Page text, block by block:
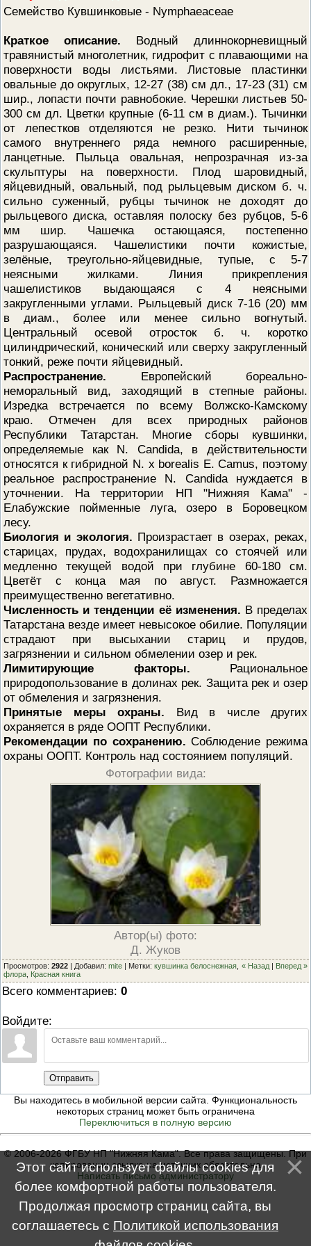
ПРОВЕРОЧНЫЙ ЛИСТ,
ПРИМЕНЯЕМЫЙ ПРИ
ГОСУДАРСТВЕННОГО
ОБЛАСТИ ОХРАНЫ И
ИСПОЛЬЗОВАНИЯ ООПТ
ФЕДЕРАЛЬНОГО ЗНАЧЕНИЯ
ПРОГРАММА ПРОФИЛАКТИКИ
РИСКОВ ПРИЧИНЕНИЯ
ПЛАН ПРОВЕДЕНИЯ
КОНТРОЛЬНЫХ
МЕРОПРИЯТИЙ
ИСЧЕРПЫВАЮЩИЙ
СВЕДЕНИЙ, КОТОРЫЕ МОГУТ
ЗАПРАШИВАТЬСЯ
(НАДЗОРНЫМ) ОРГАНОМ У
КОНТРОЛИРУЕМОГО ЛИЦА
Семейство Кувшинковые - Nymphaeaceae
Краткое описание. Водный длиннокорневищный
травянистый многолетник, гидрофит с плавающими на
поверхности воды листьями. Листовые пластинки
овальные до округлых, 12-27 (38) см дл., 17-23 (31) см
шир., лопасти почти равнобокие. Черешки листьев 50-
300 см дл. Цветки крупные (6-11 см в диам.). Тычинки
от лепестков отделяются не резко. Нити тычинок
самого внутреннего ряда немного расширенные,
ланцетные. Пыльца овальная, непрозрачная из-за
скульптуры на поверхности. Плод шаровидный,
яйцевидный, овальный, под рыльцевым диском б. ч.
сильно суженный, рубцы тычинок не доходят до
рыльцевого диска, оставляя полоску без рубцов, 5-6
мм шир. Чашечка остающаяся, постепенно
разрушающаяся. Чашелистики почти кожистые,
зелёные, треугольно-яйцевидные, тупые, с 5-7
неясными жилками. Линия прикрепления
чашелистиков выдающаяся с 4 неясными
закругленными углами. Рыльцевый диск 7-16 (20) мм
в диам., более или менее сильно вогнутый.
Центральный осевой отросток б. ч. коротко
цилиндрический, конический или сверху закругленный
тонкий, реже почти яйцевидный.
Распространение. Европейский бореально-
неморальный вид, заходящий в степные районы.
Изредка встречается по всему Волжско-Камскому
краю. Отмечен для всех природных районов
Республики Татарстан. Многие сборы кувшинки,
определяемые как N. Candida, в действительности
относятся к гибридной N. х borealis Е. Camus, поэтому
реальное распространение N. Candida нуждается в
уточнении. На территории НП "Нижняя Кама" -
Елабужские пойменные луга, озеро в Боровецком
лесу.
Биология и экология. Произрастает в озерах, реках,
старицах, прудах, водохранилищах со стоячей или
медленно текущей водой при глубине 60-180 см.
Цветёт с конца мая по август. Размножается
преимущественно вегетативно.
Численность и тенденции её изменения. В пределах
Татарстана везде имеет невысокое обилие. Популяции
страдают при высыхании стариц и прудов,
загрязнении и сильном обмелении озер и рек.
Лимитирующие факторы. Рациональное
природопользование в долинах рек. Защита рек и озер
от обмеления и загрязнения.
Принятые меры охраны. Вид в числе других
охраняется в ряде ООПТ Республики.
Рекомендации по сохранению. Соблюдение режима
охраны ООПТ. Контроль над состоянием популяций.
Фотографии вида:
Автор(ы) фото:
Д. Жуков
« Назад | Вперед »
Просмотров: 2922 | Добавил: mite | Метки: кувшинка белоснежная
флора Красная книга
Всего комментариев: 0
Войдите:
Отправить
Вы находитесь в мобильной версии сайта. Функциональность
некоторых страниц может быть ограничена
Переключиться в полную версию
© 2006-2026 ФГБУ НП "Нижняя Кама". Все права защищены. При
копировании ссылка на источник обязательна
Написать письмо администратору
Этот сайт использует файлы cookies для
более комфортной работы пользователя.
Продолжая просмотр страниц сайта, вы
соглашаетесь с Политикой использования